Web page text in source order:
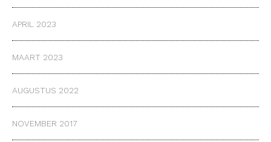
APRIL 2023
MAART 2023
AUGUSTUS 2022
NOVEMBER 2017